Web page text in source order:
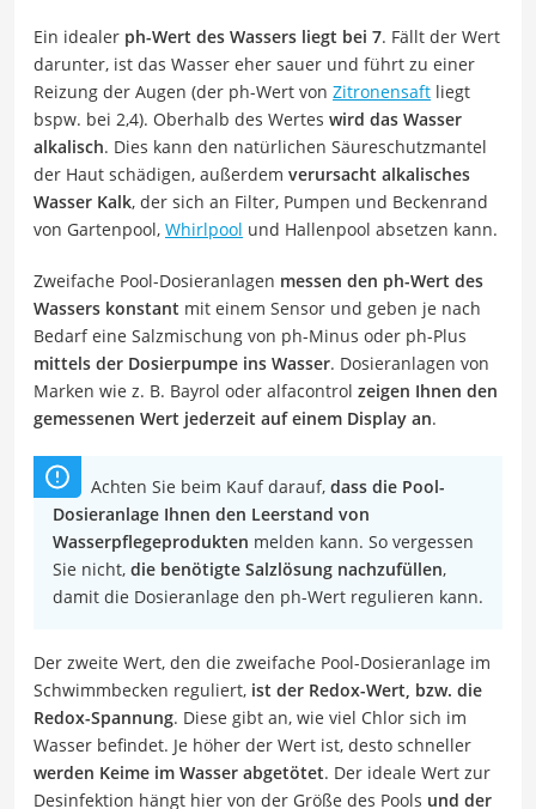
Ein idealer ph-Wert des Wassers liegt bei 7. Fällt der Wert
darunter, ist das Wasser eher sauer und führt zu einer
Reizung der Augen (der ph-Wert von Zitronensaft liegt
bspw. bei 2,4). Oberhalb des Wertes wird das Wasser
alkalisch. Dies kann den natürlichen Säureschutzmantel
der Haut schädigen, außerdem verursacht alkalisches
Wasser Kalk, der sich an Filter, Pumpen und Beckenrand
von Gartenpool, Whirlpool und Hallenpool absetzen kann.
Zweifache Pool-Dosieranlagen messen den ph-Wert des
Wassers konstant mit einem Sensor und geben je nach
Bedarf eine Salzmischung von ph-Minus oder ph-Plus
mittels der Dosierpumpe ins Wasser. Dosieranlagen von
Marken wie z. B. Bayrol oder alfacontrol zeigen Ihnen den
gemessenen Wert jederzeit auf einem Display an.
Achten Sie beim Kauf darauf, dass die Pool-
Dosieranlage Ihnen den Leerstand von
Wasserpflegeprodukten melden kann. So vergessen
Sie nicht, die benötigte Salzlösung nachzufüllen,
damit die Dosieranlage den ph-Wert regulieren kann.
Der zweite Wert, den die zweifache Pool-Dosieranlage im
Schwimmbecken reguliert, ist der Redox-Wert, bzw. die
Redox-Spannung. Diese gibt an, wie viel Chlor sich im
Wasser befindet. Je höher der Wert ist, desto schneller
werden Keime im Wasser abgetötet. Der ideale Wert zur
Desinfektion hängt hier von der Größe des Pools und der